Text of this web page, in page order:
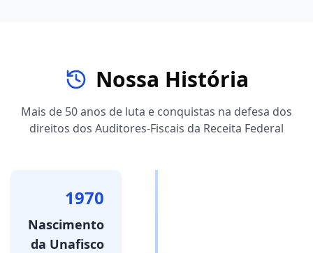
Nossa História
Mais de 50 anos de luta e conquistas na defesa dos
direitos dos Auditores-Fiscais da Receita Federal
1970
Nascimento
da Unafisco